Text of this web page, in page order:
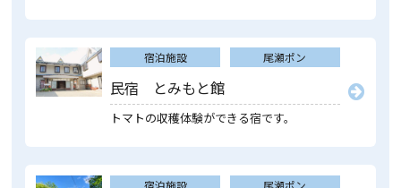
宿泊施設 尾瀬ポン
民宿 とみもと館
トマトの収穫体験ができる宿です。
宿泊施設 尾瀬ポン